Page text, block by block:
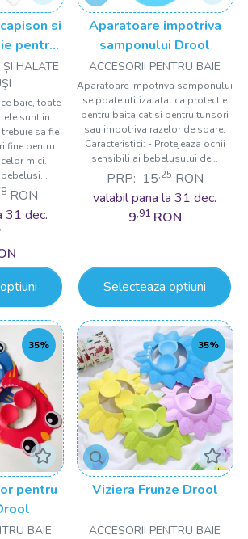
si
pentru
ȘI HALATE
baie, toate
sunt in
sa fie
fine pentru
mici.
RON
31 dec.
Aparatoare impotriva
samponului Drool
ACCESORII PENTRU BAIE
Aparatoare impotriva samponului
se poate utiliza atat ca protectie
pentru baita cat si pentru tunsori
sau impotriva razelor de soare.
Caracteristici: - Protejeaza ochii
sensibili ai bebelusului de...
PRP: 15,25 RON
valabil pana la 31 dec.
9,91 RON
Selecteaza optiuni
35%
pentru
BAIE
35%
Viziera Frunze Drool
ACCESORII PENTRU BAIE